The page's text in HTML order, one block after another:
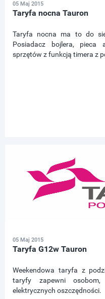
05 Maj 2015
Taryfa nocna Tauron
Taryfa nocna ma to do
Posiadacz bojlera, pieca
sprzętów z funkcją timera z
05 Maj 2015
Taryfa G12w Tauron
Weekendowa taryfa z
taryfy zapewni
elektrycznych oszczędności.